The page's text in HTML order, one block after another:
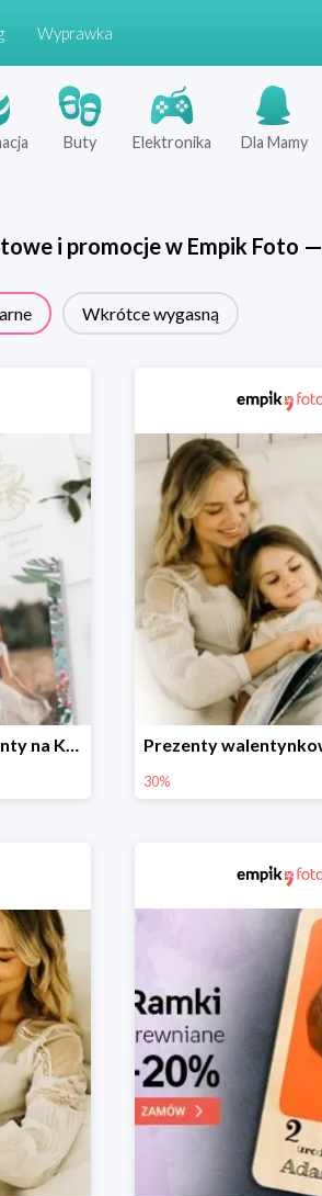
Wyprawka
Buty Elektronika Dla Mamy
i promocje w Empik Foto —
Wkrótce wygasną
Personalizowane prezenty na Komunię w Empik Foto do -30%
30%